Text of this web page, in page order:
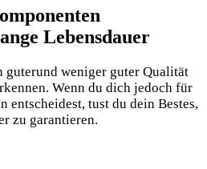
Lebensdauer
guterund weniger guter Qualität
Wenn du dich jedoch für‌
entscheidest, tust ⁤du dein Bestes,​
zu garantieren.